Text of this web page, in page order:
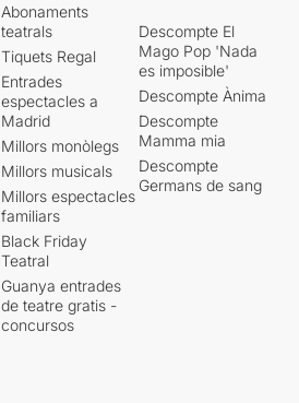
Abonaments
teatrals
Tiquets Regal
Entrades
espectacles a
Madrid
Millors monòlegs
Millors musicals
Millors espectacles
familiars
Black Friday
Teatral
Guanya entrades
de teatre gratis -
concursos
Descompte El
Mago Pop 'Nada
es imposible'
Descompte Ànima
Descompte
Mamma mia
Descompte
Germans de sang